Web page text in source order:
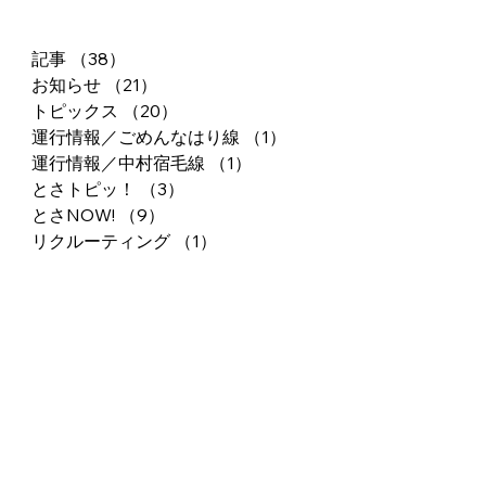
記事 （38）
お知らせ
（21）
トピックス
（20）
運行情報／ごめんなはり線
（1）
運行情報／中村宿毛線
（1）
とさトピッ！
（3）
とさNOW!
（9）
リクルーティング
（1）